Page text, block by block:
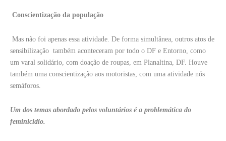
Conscientização da população
Mas não foi apenas essa atividade. De forma simultânea, outros atos de
sensibilização também aconteceram por todo o DF e Entorno, como
um varal solidário, com doação de roupas, em Planaltina, DF.​ Houve
também uma conscientização aos motoristas, com uma atividade nós
semáforos.
Um dos temas abordado pelos voluntários é a problemática do
feminicidio.